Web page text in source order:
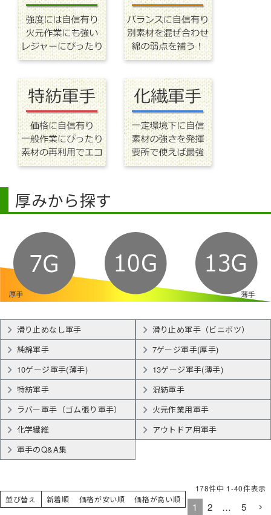
厚みから探す
滑り止めなし軍手
滑り止め軍手（ビニボツ）
純綿軍手
7ゲージ軍手(厚手)
10ゲージ軍手(薄手)
13ゲージ軍手(薄手)
特紡軍手
混紡軍手
ラバー軍手（ゴム張り軍手）
火元作業用軍手
化学繊維
アウトドア用軍手
軍手のQ&A集
並び替え 新着順 価格が安い順 価格が高い順
178件中 1-40件表示
1 2 … 5